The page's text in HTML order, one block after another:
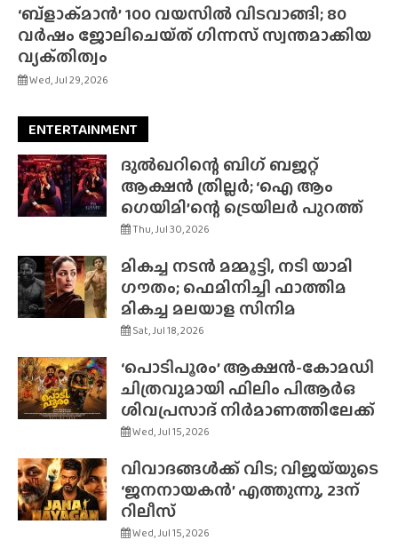
‘ബ്‌ളാക്‌മാൻ’ 100 വയസിൽ വിടവാങ്ങി; 80
വർഷം ജോലിചെയ്‌ത്‌ ഗിന്നസ് സ്വന്തമാക്കിയ
വ്യക്‌തിത്വം
Wed, Jul 29, 2026
ENTERTAINMENT
ദുൽഖറിന്റെ ബിഗ് ബജറ്റ്
ആക്ഷൻ ത്രില്ലർ; ‘ഐ ആം
ഗെയിമി’ന്റെ ട്രെയിലർ പുറത്ത്
Thu, Jul 30, 2026
മികച്ച നടൻ മമ്മൂട്ടി, നടി യാമി
ഗൗതം; ഫെമിനിച്ചി ഫാത്തിമ
മികച്ച മലയാള സിനിമ
Sat, Jul 18, 2026
‘പൊടിപൂരം’ ആക്ഷൻ-കോമഡി
ചിത്രവുമായി ഫിലിം പിആർഒ
ശിവപ്രസാദ് നിർമാണത്തിലേക്ക്
Wed, Jul 15, 2026
വിവാദങ്ങൾക്ക് വിട; വിജയ്‌യുടെ
‘ജനനായകൻ’ എത്തുന്നു, 23ന്
റിലീസ്
Wed, Jul 15, 2026